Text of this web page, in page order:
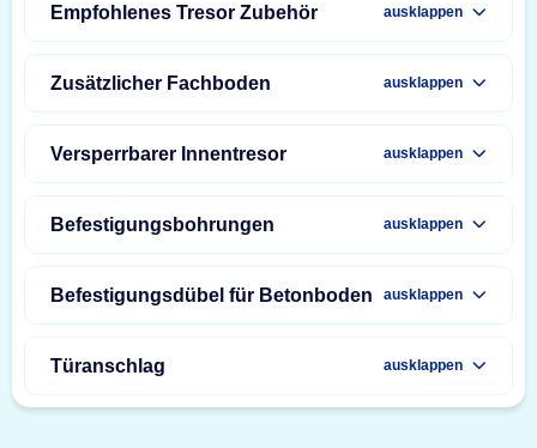
Empfohlenes Tresor Zubehör ausklappen
Zusätzlicher Fachboden ausklappen
Versperrbarer Innentresor ausklappen
Befestigungsbohrungen ausklappen
Befestigungsdübel für Betonboden ausklappen
Türanschlag ausklappen